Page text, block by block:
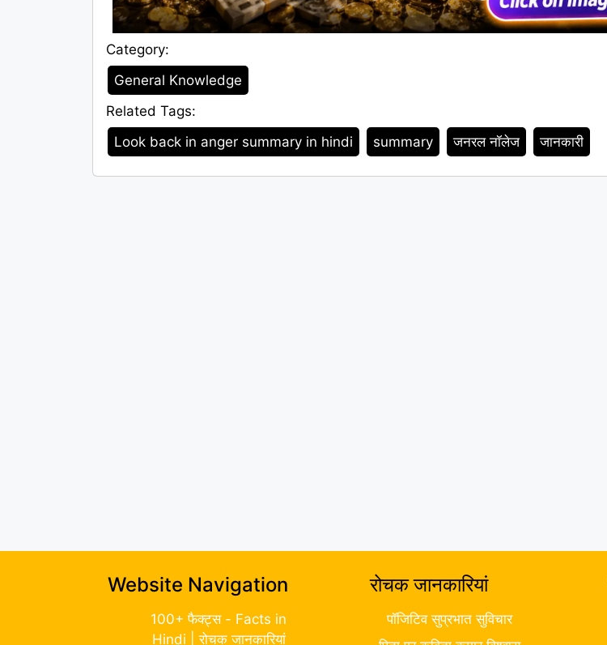
Category:
Category
General Knowledge
Related Tags:
Tags
Look back in anger summary in hindi summary जनरल नॉलेज जानकारी
Website Navigation
100+ फैक्ट्स - Facts in
Hindi | रोचक जानकारियां
रोचक जानकारियां
पॉजिटिव सुप्रभात सुविचार